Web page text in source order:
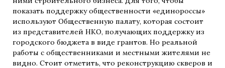
показать поддержку общественности «единороссы»
используют Общественную палату, которая состоит
из представителей НКО, получающих поддержку из
городского бюджета в виде грантов. Но реальной
работы с общественниками и местными жителями не
видно. Стоит отметить, что реконструкцию скверов и